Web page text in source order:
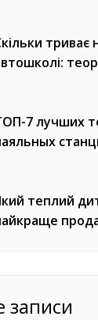
триває
7 лучших
теплий
записи